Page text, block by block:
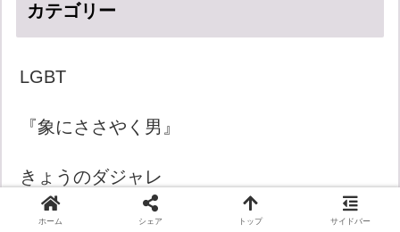
カテゴリー
LGBT
『象にささやく男』
きょうのダジャレ
きょうの一言
ホーム シェア トップ サイドバー